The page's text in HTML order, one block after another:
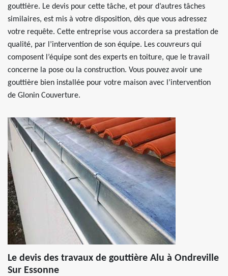
gouttière. Le devis pour cette tâche, et pour d’autres tâches
similaires, est mis à votre disposition, dès que vous adressez
votre requête. Cette entreprise vous accordera sa prestation de
qualité, par l’intervention de son équipe. Les couvreurs qui
composent l’équipe sont des experts en toiture, que le travail
concerne la pose ou la construction. Vous pouvez avoir une
gouttière bien installée pour votre maison avec l’intervention
de Glonin Couverture.
Le devis des travaux de gouttière Alu à Ondreville
Sur Essonne